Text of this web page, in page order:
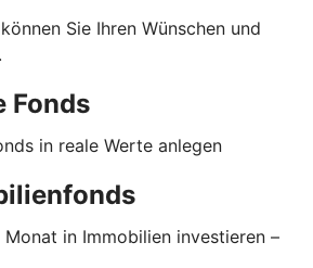
Sie Ihren Wünschen und
Fonds
in reale Werte anlegen
in Immobilien investieren –